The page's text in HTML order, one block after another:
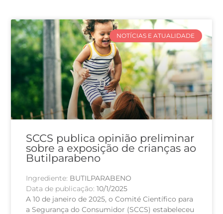
NOTÍCIAS E ATUALIDADE
SCCS publica opinião preliminar
sobre a exposição de crianças ao
Butilparabeno
Ingrediente: BUTILPARABENO
Data de publicação:10/1/2025
A 10 de janeiro de 2025, o Comité Científico para
a Segurança do Consumidor (SCCS) estabeleceu